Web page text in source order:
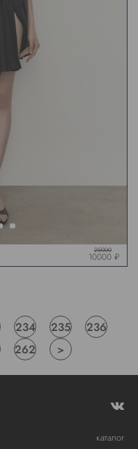
25000
10000 ₽
234 235
236
262 >
каталог